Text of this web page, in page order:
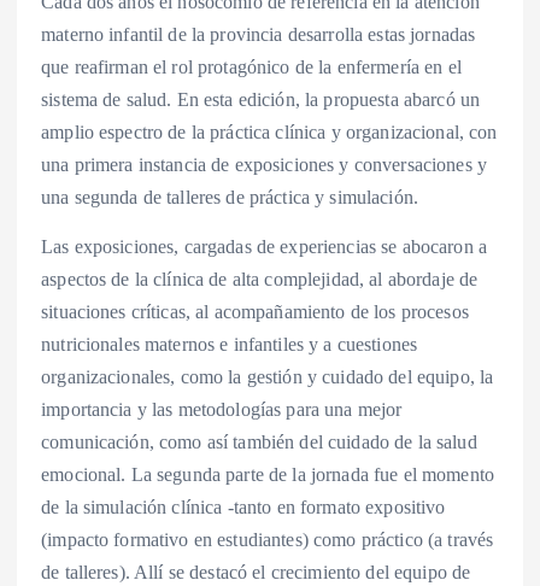
materno infantil de la provincia desarrolla estas jornadas
que reafirman el rol protagónico de la enfermería en el
sistema de salud. En esta edición, la propuesta abarcó un
amplio espectro de la práctica clínica y organizacional, con
una primera instancia de exposiciones y conversaciones y
una segunda de talleres de práctica y simulación.
Las exposiciones, cargadas de experiencias se abocaron a
aspectos de la clínica de alta complejidad, al abordaje de
situaciones críticas, al acompañamiento de los procesos
nutricionales maternos e infantiles y a cuestiones
organizacionales, como la gestión y cuidado del equipo, la
importancia y las metodologías para una mejor
comunicación, como así también del cuidado de la salud
emocional. La segunda parte de la jornada fue el momento
de la simulación clínica -tanto en formato expositivo
(impacto formativo en estudiantes) como práctico (a través
de talleres). Allí se destacó el crecimiento del equipo de